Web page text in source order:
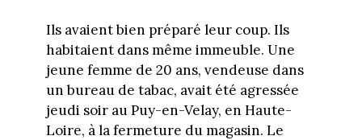
Ils avaient bien préparé leur coup. Ils
habitaient dans même immeuble. Une
jeune femme de 20 ans, vendeuse dans
un bureau de tabac, avait été agressée
jeudi soir au Puy-en-Velay, en Haute-
Loire, à la fermeture du magasin. Le